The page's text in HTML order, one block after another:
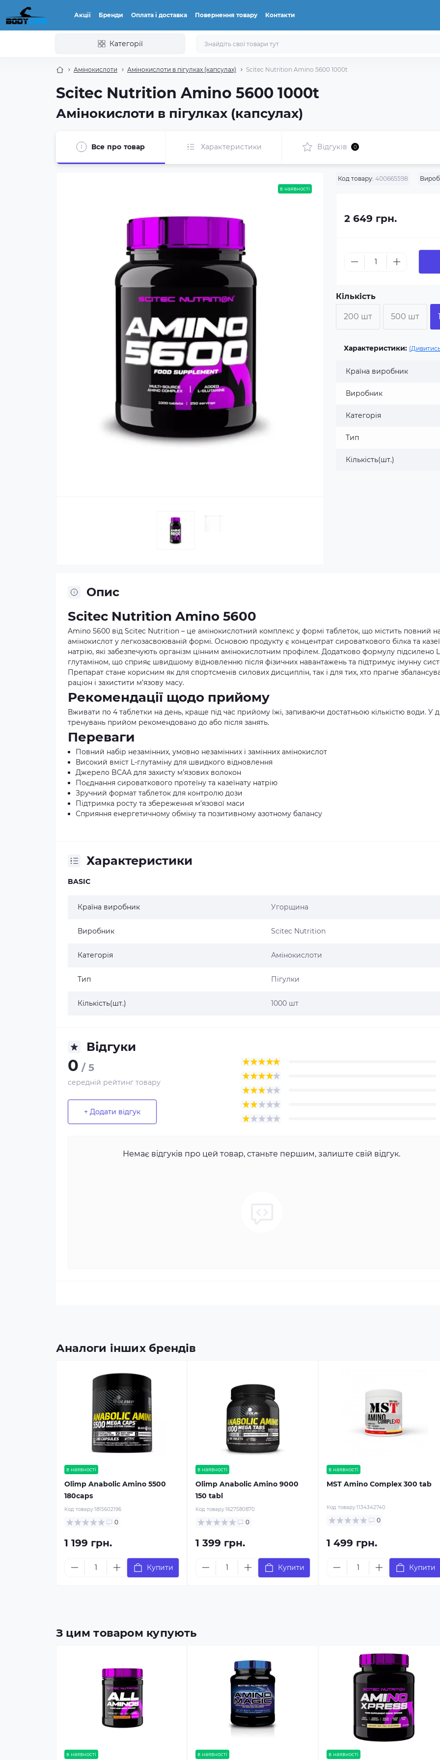
Акції Бренди Оплата і доставка Повернення товару Контакти
Категорії
Амінокислоти Амінокислоти в пігулках (капсулах) Scitec Nutrition Amino 5600 1000t
Scitec Nutrition Amino 5600 1000t
Амінокислоти в пігулках (капсулах)
Все про товар Характеристики Відгуків 0
в наявності
Код товару: 400665598
2 649 грн.
Кількість
200 шт 500 шт
Характеристики:
Країна виробник
Виробник
Категорія
Тип
Кількість(шт.)
Опис
Scitec Nutrition Amino 5600
Amino 5600 від Scitec Nutrition – це амінокислотний комплекс у формі таблеток, що містить повний
амінокислот у легкозасвоюваній формі. Основою продукту є концентрат сироваткового білка та
натрію, які забезпечують організм цінним амінокислотним профілем. Додатково формулу підсилено
глутаміном, що сприяє швидшому відновленню після фізичних навантажень та підтримує імунну
Препарат стане корисним як для спортсменів силових дисциплін, так і для тих, хто прагне
раціон і захистити м’язову масу.
Рекомендації щодо прийому
Вживати по 4 таблетки на день, краще під час прийому їжі, запиваючи достатньою кількістю води. У
тренувань прийом рекомендовано до або після занять.
Переваги
Повний набір незамінних, умовно незамінних і замінних амінокислот
Високий вміст L-глутаміну для швидкого відновлення
Джерело BCAA для захисту м’язових волокон
Поєднання сироваткового протеїну та казеїнату натрію
Зручний формат таблеток для контролю дози
Підтримка росту та збереження м’язової маси
Сприяння енергетичному обміну та позитивному азотному балансу
Характеристики
BASIC
Країна виробник Угорщина
Виробник Scitec Nutrition
Категорія Амінокислоти
Тип Пігулки
Кількість(шт.) 1000 шт
Відгуки
0 / 5
середній рейтинг товару
+ Додати відгук
Немає відгуків про цей товар, станьте першим, залиште свій відгук.
Аналоги інших брендів
в наявності
Olimp Anabolic Amino 5500
180caps
Код товару:1815602196
0
1 199 грн.
Купити
в наявності
Olimp Anabolic Amino 9000
150 tabl
Код товару:1627580870
0
1 399 грн.
Купити
в наявності
MST Amino Complex 300 tab
Код товару:1134342740
0
1 499 грн.
Купити
З цим товаром купують
в наявності в наявності в наявності